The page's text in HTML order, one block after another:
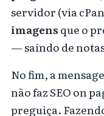
servidor (via
imagensque o
— saindo de
No fim, a
não faz SEO on
preguiça.